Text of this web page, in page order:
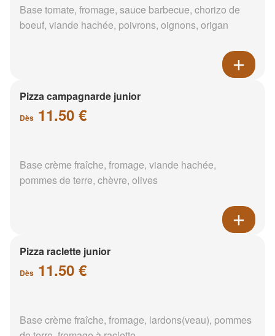
Base tomate, fromage, sauce barbecue, chorizo de
boeuf, viande hachée, poivrons, oignons, origan
Pizza campagnarde junior
Dès 11.50 €
Base crème fraîche, fromage, viande hachée,
pommes de terre, chèvre, olives
Pizza raclette junior
Dès 11.50 €
Base crème fraîche, fromage, lardons(veau), pommes